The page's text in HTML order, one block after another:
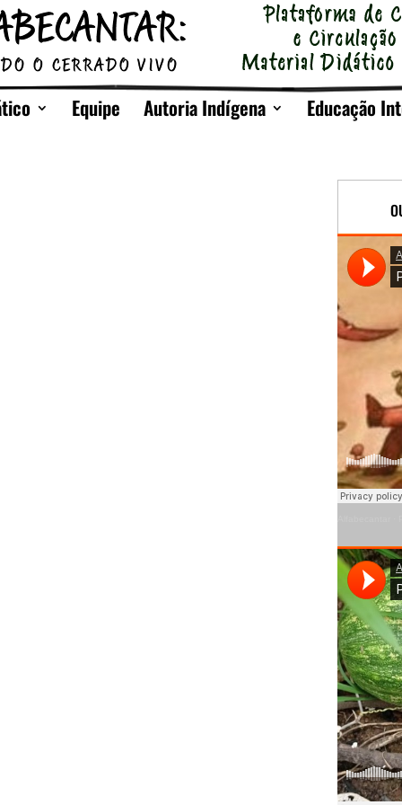
Equipe Autoria Indígena Educação